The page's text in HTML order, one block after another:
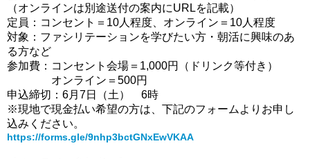
（オンラインは別途送付の案内にURLを記載）
定員：コンセント＝10人程度、オンライン＝10人程度
対象：ファシリテーションを学びたい方・朝活に興味のあ
る方など
参加費：コンセント会場＝1,000円（ドリンク等付き）
オンライン＝500円
申込締切：6月7日（土） 6時
※現地で現金払い希望の方は、下記のフォームよりお申し
込みください。
https://forms.gle/9nhp3bctGNxEwVKAA